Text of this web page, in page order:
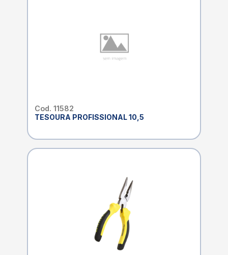
Cod. 11582
TESOURA PROFISSIONAL 10,5